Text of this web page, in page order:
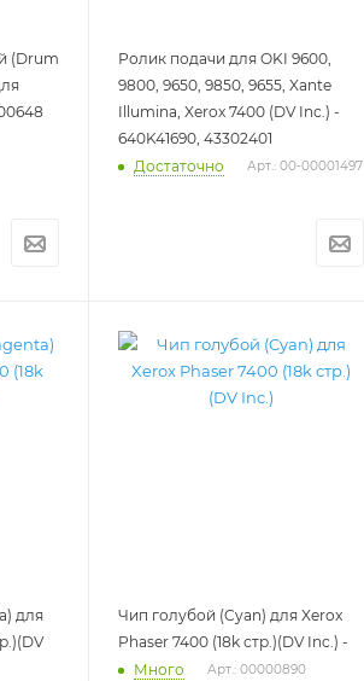
(Drum
Ролик подачи для OKI 9600,
9800, 9650, 9850, 9655, Xante
Illumina, Xerox 7400 (DV Inc.) -
640K41690, 43302401
Достаточно
Арт.: 00-00001497
для
Чип голубой (Cyan) для Xerox
Phaser 7400 (18k стр.)(DV Inc.) -
Много
Арт.: 00000890